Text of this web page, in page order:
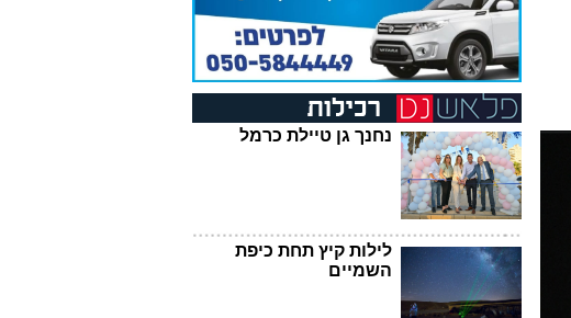
נחנך גן טיילת כרמל
לילות קיץ תחת כיפת
השמיים